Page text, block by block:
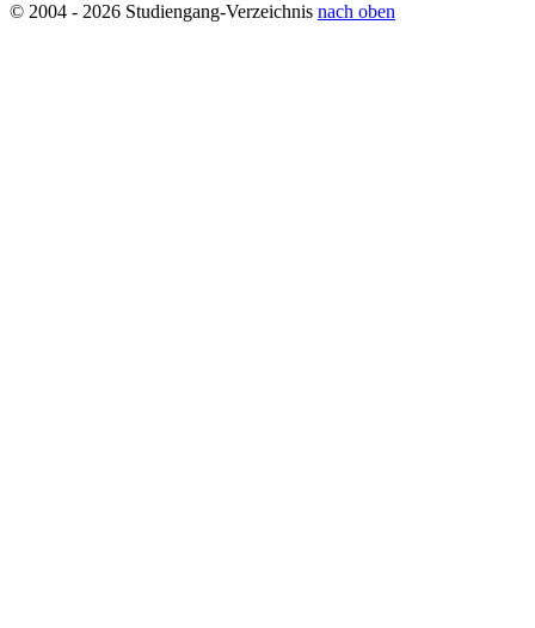
© 2004 - 2026 Studiengang-Verzeichnis nach oben